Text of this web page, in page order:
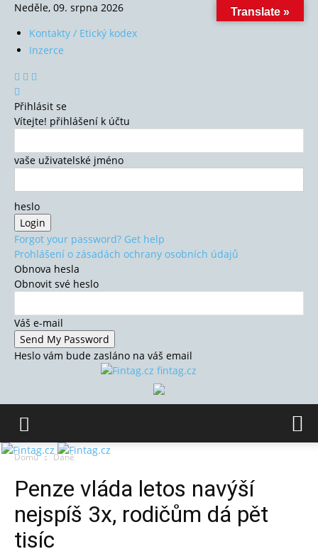
Neděle, 09. srpna 2026
Kontakty / Etický kodex
Inzerce
Přihlásit se
Vítejte! přihlášení k účtu
vaše uživatelské jméno
heslo
Forgot your password? Get help
Prohlášení o zásadách ochrany osobních údajů
Obnova hesla
Obnovit své heslo
Váš e-mail
Heslo vám bude zasláno na váš email
fintag.cz
Domů Daně
Penze vláda letos navýší
nejspíš 3x, rodičům dá pět
tisíc
Translate »